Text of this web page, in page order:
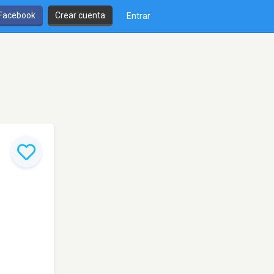
Crear cuenta Entrar